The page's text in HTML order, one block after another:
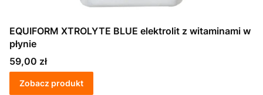
EQUIFORM XTROLYTE BLUE elektrolit z witaminami w
płynie
Cena
59,00 zł
Zobacz produkt